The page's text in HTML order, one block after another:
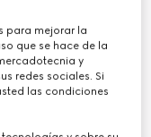
para mejorar la
que se hace de la
y
redes sociales. Si
las condiciones